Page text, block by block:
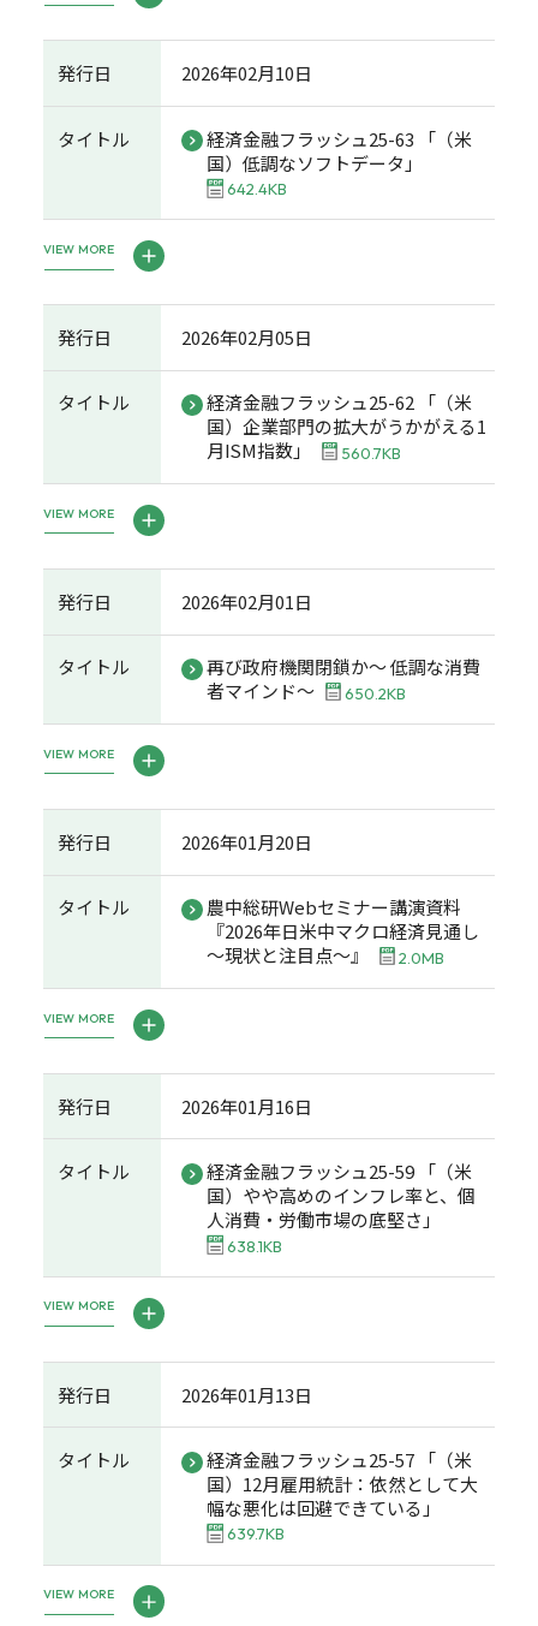
発行日 2026年02月10日
タイトル
経済金融フラッシュ25-63 「（米
国）低調なソフトデータ」
642.4KB
VIEW MORE
発行日 2026年02月05日
タイトル
経済金融フラッシュ25-62 「（米
国）企業部門の拡大がうかがえる1
月ISM指数」
560.7KB
VIEW MORE
発行日 2026年02月01日
タイトル
再び政府機関閉鎖か～ 低調な消費
者マインド～
650.2KB
VIEW MORE
発行日 2026年01月20日
タイトル
農中総研Webセミナー講演資料
『2026年日米中マクロ経済見通し
～現状と注目点～』
2.0MB
VIEW MORE
発行日 2026年01月16日
タイトル
経済金融フラッシュ25-59 「（米
国）やや高めのインフレ率と、個
人消費・労働市場の底堅さ」
638.1KB
VIEW MORE
発行日 2026年01月13日
タイトル
経済金融フラッシュ25-57 「（米
国）12月雇用統計：依然として大
幅な悪化は回避できている」
639.7KB
VIEW MORE